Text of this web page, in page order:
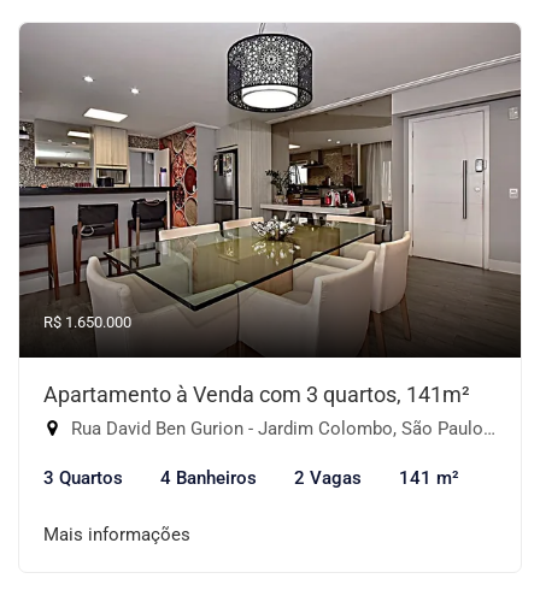
R$ 1.650.000
Apartamento à Venda com 3 quartos, 141m²
Rua David Ben Gurion - Jardim Colombo, São Paulo-SP
3 Quartos 4 Banheiros 2 Vagas 141 m²
Mais informações